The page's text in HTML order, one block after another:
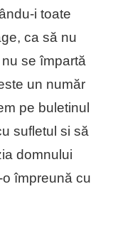
i toate
ca să nu
se împartă
un număr
pe buletinul
sufletul si să
domnului
împreună cu